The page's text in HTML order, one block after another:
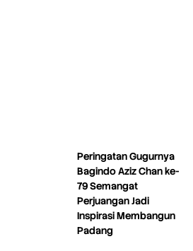
Peringatan Gugurnya
Bagindo Aziz Chan ke-
79 Semangat
Perjuangan Jadi
Inspirasi Membangun
Padang